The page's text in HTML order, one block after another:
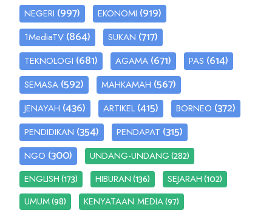
NEGERI (997) EKONOMI (919)
1MediaTV (864) SUKAN (717)
TEKNOLOGI (681) AGAMA (671) PAS (614)
SEMASA (592) MAHKAMAH (567)
JENAYAH (436) ARTIKEL (415) BORNEO (372)
PENDIDIKAN (354) PENDAPAT (315)
NGO (300) UNDANG-UNDANG(282)
ENGLISH(173) HIBURAN(136) SEJARAH(102)
UMUM(98) KENYATAAN MEDIA(97)